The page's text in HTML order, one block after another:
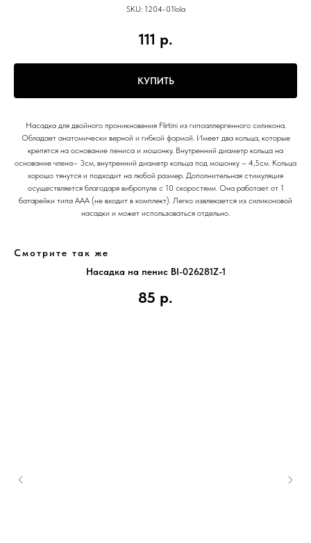
SKU: 1204-01lola
111 р.
КУПИТЬ
Насадка для двойного проникновения Flirtini из гипоаллергенного силикона.
Обладает анатомически верной и гибкой формой. Имеет два кольца, которые
крепятся на основание пениса и мошонку. Внутренний диаметр кольца на
основание члена– 3см, внутренний диаметр кольца под мошонку – 4,5см. Кольца
хорошо тянутся и подходит на любой размер. Дополнительная стимуляция
осуществляется благодаря вибропуле с 10 скоростями. Она работает от 1
батарейки типа ААА (не входит в комплект). Легко извлекается из силиконовой
насадки и может использоваться отдельно.
Смотрите так же
Насадка на пенис BI-026281Z-1
85 р.